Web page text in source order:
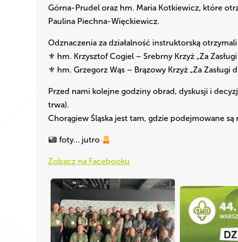
Górna-Prudel oraz hm. Maria Kotkiewicz, które
Paulina Piechna-Więckiewicz.
Odznaczenia za działalność instruktorską
⚜ hm. Krzysztof Cogiel – Srebrny Krzyż „Za Zasługi
⚜ hm. Grzegorz Wąs – Brązowy Krzyż „Za Zasługi
Przed nami kolejne godziny obrad, dyskusji i
trwa).
Chorągiew Śląska jest tam, gdzie podejmowane
foty… jutro
Zobacz na Facebooku